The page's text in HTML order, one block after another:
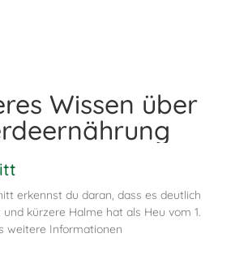
Wissen über
erkennst du daran, dass es deutlich
kürzere Halme hat als Heu vom 1.
weitere Informationen